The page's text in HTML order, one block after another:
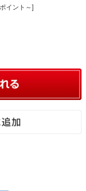
イント～]